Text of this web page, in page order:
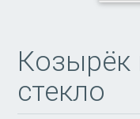
Козырёк
стекло